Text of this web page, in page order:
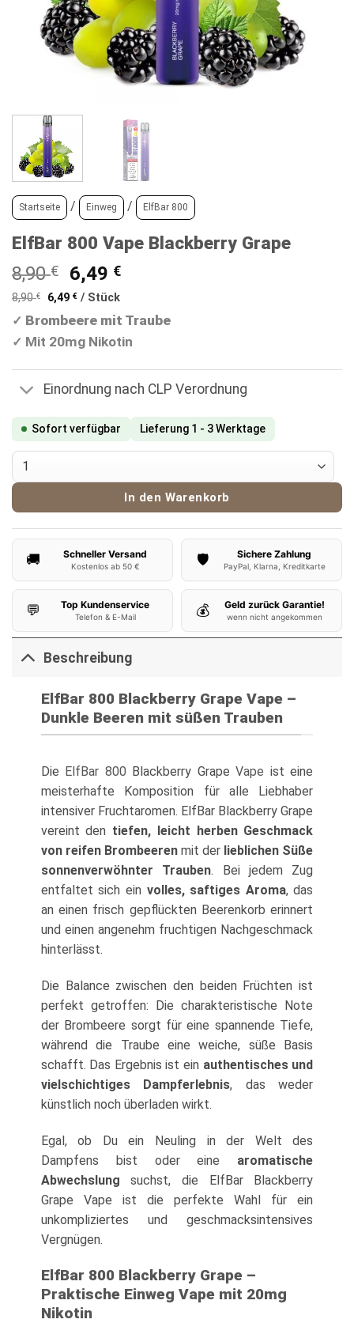
Startseite / Einweg / ElfBar 800
ElfBar 800 Vape Blackberry Grape
8,90€
Ursprünglicher
Preis
8,90 €
6,49 €Aktueller
ist:
6,49 €.
8,90€ 6,49€ / Stück
✓ Brombeere mit Traube
✓ Mit 20mg Nikotin
Einordnung nach CLP Verordnung
Sofort verfügbar Lieferung 1 - 3 Werktage
ElfBar 800 Vape Blackberry Grape Menge
In den Warenkorb
🚚 Schneller Versand
Kostenlos ab 50 € 🛡️ Sichere Zahlung
PayPal, Klarna, Kreditkarte
💬 Top Kundenservice
Telefon & E-Mail 💰 Geld zurück Garantie!
wenn nicht angekommen
Beschreibung
ElfBar 800 Blackberry Grape Vape –
Dunkle Beeren mit süßen Trauben
Die ElfBar 800 Blackberry GrapeVape ist eine
meisterhafte Komposition für alle Liebhaber
intensiver Fruchtaromen. ElfBar Blackberry Grape
vereint den tiefen, leicht herben Geschmack
von reifen Brombeerenmit der lieblichen Süße
sonnenverwöhnter Trauben. Bei jedem Zug
entfaltet sich ein volles, saftiges Aroma, das
an einen frisch gepflückten Beerenkorb erinnert
und einen angenehm fruchtigen Nachgeschmack
hinterlässt.
Die Balance zwischen den beiden Früchten ist
perfekt getroffen: Die charakteristische Note
der Brombeere sorgt für eine spannende Tiefe,
während die Traube eine weiche, süße Basis
schafft. Das Ergebnis ist ein authentisches und
vielschichtiges Dampferlebnis, das weder
künstlich noch überladen wirkt.
Egal, ob Du ein Neuling in der Welt des
Dampfens bist oder eine aromatische
Abwechslung suchst, die ElfBar Blackberry
Grape Vape ist die perfekte Wahl für ein
unkompliziertes und geschmacksintensives
Vergnügen.
ElfBar 800 Blackberry Grape –
Praktische Einweg Vape mit 20mg
Nikotin